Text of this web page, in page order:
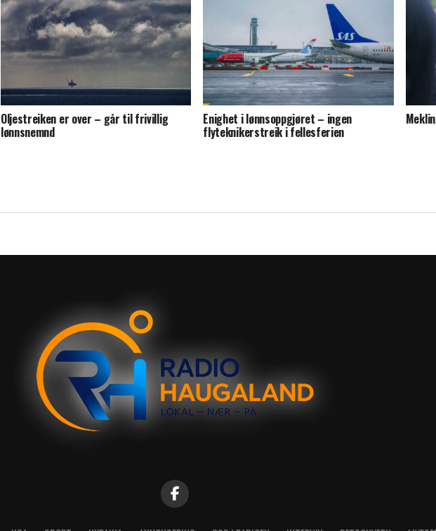
Oljestreiken er over – går til frivillig
lønnsnemnd
Enighet i lønnsoppgjøret – ingen
flyteknikerstreik i fellesferien